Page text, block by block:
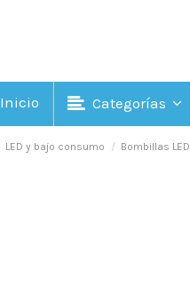
Inicio Categorías
LED y bajo consumo Bombillas LED